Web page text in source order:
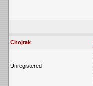
Chojrak
Unregistered